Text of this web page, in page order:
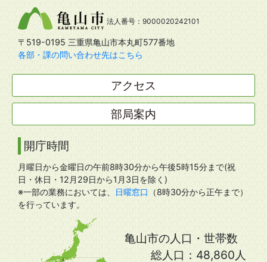
法人番号：9000020242101
〒519-0195 三重県亀山市本丸町577番地
各部・課の問い合わせ先はこちら
アクセス
部局案内
開庁時間
月曜日から金曜日の午前8時30分から午後5時15分まで(祝
日・休日・12月29日から1月3日を除く)
※一部の業務においては、
日曜窓口
（8時30分から正午まで）
を行っています。
亀山市の人口・世帯数
総人口： 48,860人